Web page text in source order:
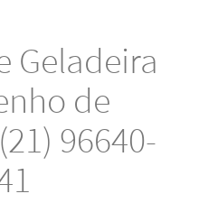
Geladeira
de
(21) 96640-